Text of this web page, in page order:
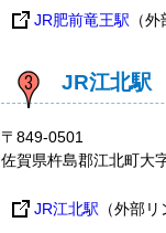
JR肥前竜王駅 （
JR江北駅
〒849-0501
佐賀県杵島郡江北町大
JR江北駅 （外部リ